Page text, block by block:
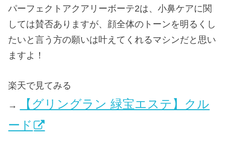
パーフェクトアクアリーボーテ2は、小鼻ケアに関
しては賛否ありますが、顔全体のトーンを明るくし
たいと言う方の願いは叶えてくれるマシンだと思い
ますよ！
楽天で見てみる
→
【グリングラン 緑宝エステ】クル
ード